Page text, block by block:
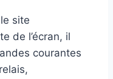
site
de l’écran, il
courantes